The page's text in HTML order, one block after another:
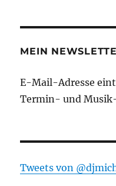
MEIN
E-Mail-Adresse
Termin- und
Tweets von